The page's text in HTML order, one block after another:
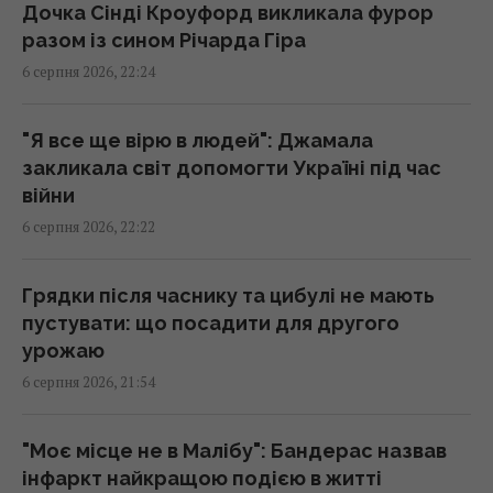
серед туристів, виявився підробкою
20:49 четвер, 06 серпня 2026
означають
20:45 четвер, 06 серпня 2026
20:18 четвер, 06 серпня 2026
Після скандалу у Федерації футболу
20:11 четвер, 06 серпня 2026
Дочка Сінді Кроуфорд викликала фурор
разом із сином Річарда Гіра
6 серпня 2026, 22:24
"Я все ще вірю в людей": Джамала
закликала світ допомогти Україні під час
війни
6 серпня 2026, 22:22
Грядки після часнику та цибулі не мають
пустувати: що посадити для другого
урожаю
6 серпня 2026, 21:54
"Моє місце не в Малібу": Бандерас назвав
інфаркт найкращою подією в житті